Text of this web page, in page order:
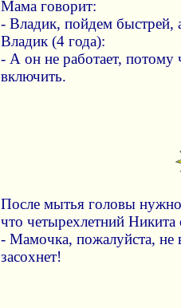
Мама говорит:
- Владик, пойдем быстрей,
Владик (4 года):
- А он не работает, потому
включить.
После мытья головы
что четырехлетний Никита
- Мамочка, пожалуйста, не
засохнет!